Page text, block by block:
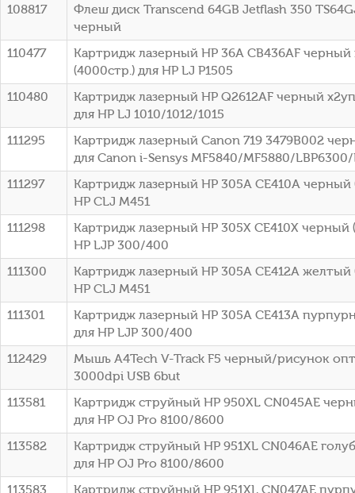
108817
Флеш диск Transcend 64GB Jetflash 350
черный
110477
Картридж лазерный HP 36A CB436AF черный
(4000стр.) для HP LJ P1505
110480
Картридж лазерный HP Q2612AF черный
для HP LJ 1010/1012/1015
111295
Картридж лазерный Canon 719 3479B002
для Canon i-Sensys MF5840/MF5880/
111297
Картридж лазерный HP 305A CE410A черный
HP CLJ M451
111298
Картридж лазерный HP 305X CE410X черный
HP LJP 300/400
111300
Картридж лазерный HP 305A CE412A желтый
HP CLJ M451
111301
Картридж лазерный HP 305A CE413A
для HP LJP 300/400
112429
Мышь A4Tech V-Track F5 черный/рисунок
3000dpi USB 6but
113581
Картридж струйный HP 950XL CN045AE
для HP OJ Pro 8100/8600
113582
Картридж струйный HP 951XL CN046AE
для HP OJ Pro 8100/8600
113583
Картридж струйный HP 951XL CN047AE